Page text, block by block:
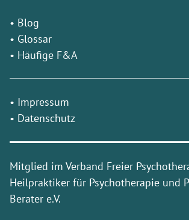
• Blog
• Glossar
• Häufige F&A
• Impressum
• Datenschutz
Mitglied im Verband Freier
Heilpraktiker für Psychotherapie und
Berater e.V.